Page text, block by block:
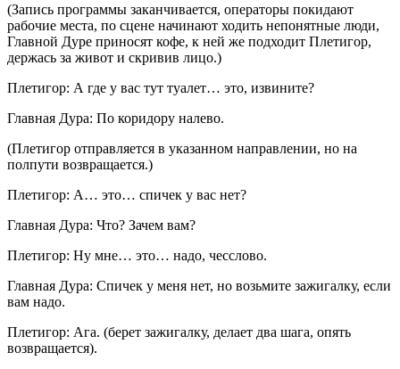
(Запись программы заканчивается, операторы покидают
рабочие места, по сцене начинают ходить непонятные люди,
Главной Дуре приносят кофе, к ней же подходит Плетигор,
держась за живот и скривив лицо.)
Плетигор: А где у вас тут туалет… это, извините?
Главная Дура: По коридору налево.
(Плетигор отправляется в указанном направлении, но на
полпути возвращается.)
Плетигор: А… это… спичек у вас нет?
Главная Дура: Что? Зачем вам?
Плетигор: Ну мне… это… надо, чесслово.
Главная Дура: Спичек у меня нет, но возьмите зажигалку, если
вам надо.
Плетигор: Ага. (берет зажигалку, делает два шага, опять
возвращается).